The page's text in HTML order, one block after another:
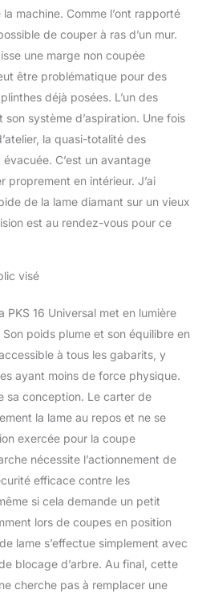
machine. Comme l’ont rapporté
de couper à ras d’un mur.
une marge non coupée
être problématique pour des
déjà posées. L’un des
système d’aspiration. Une fois
la quasi-totalité des
C’est un avantage
proprement en intérieur. J’ai
de la lame diamant sur un vieux
est au rendez-vous pour ce
visé
PKS 16 Universal met en lumière
poids plume et son équilibre en
à tous les gabarits, y
ayant moins de force physique.
sa conception. Le carter de
la lame au repos et ne se
exercée pour la coupe
nécessite l’actionnement de
efficace contre les
si cela demande un petit
lors de coupes en position
lame s’effectue simplement avec
blocage d’arbre. Au final, cette
cherche pas à remplacer une